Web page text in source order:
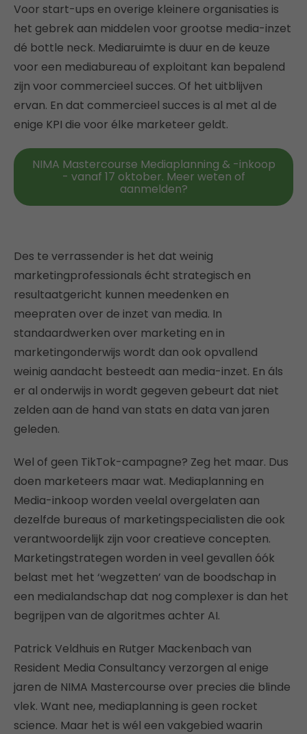
Voor start-ups en overige kleinere organisaties is
het gebrek aan middelen voor grootse media-inzet
dé bottle neck. Mediaruimte is duur en de keuze
voor een mediabureau of exploitant kan bepalend
zijn voor commercieel succes. Of het uitblijven
ervan. En dat commercieel succes is al met al de
enige KPI die voor élke marketeer geldt.
NIMA Mastercourse Mediaplanning & -inkoop
- vanaf 17 oktober. Meer weten of
aanmelden?
Des te verrassender is het dat weinig
marketingprofessionals écht strategisch en
resultaatgericht kunnen meedenken en
meepraten over de inzet van media. In
standaardwerken over marketing en in
marketingonderwijs wordt dan ook opvallend
weinig aandacht besteedt aan media-inzet. En áls
er al onderwijs in wordt gegeven gebeurt dat niet
zelden aan de hand van stats en data van jaren
geleden.
Wel of geen TikTok-campagne? Zeg het maar. Dus
doen marketeers maar wat. Mediaplanning en
Media-inkoop worden veelal overgelaten aan
dezelfde bureaus of marketingspecialisten die ook
verantwoordelijk zijn voor creatieve concepten.
Marketingstrategen worden in veel gevallen óók
belast met het ‘wegzetten’ van de boodschap in
een medialandschap dat nog complexer is dan het
begrijpen van de algoritmes achter AI.
Patrick Veldhuis en Rutger Mackenbach van
Resident Media Consultancy verzorgen al enige
jaren de NIMA Mastercourse over precies die blinde
vlek. Want nee, mediaplanning is geen rocket
science. Maar het is wél een vakgebied waarin